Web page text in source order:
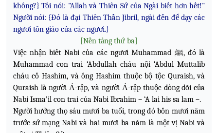
không?} Tôi nói: "Allah và Thiên Sứ của Ngài biết hơn hết!"
Người nói: {Đó là đại Thiên Thần Jibril, ngài đến để dạy các
ngươi tôn giáo của các ngươi.}
[Nền tảng thứ ba]
Việc nhận biết Nabi của các ngươi Muhammad ﷺ, đó là
Muhammad con trai ‘Abdullah cháu nội ‘Abdul Muttalib
cháu cố Hashim, và ông Hashim thuộc bộ tộc Quraish, và
Quraish là người Ả-rập, và người Ả-rập thuộc dòng dõi của
Nabi Isma’il con trai của Nabi Ibrahim – ‘A lai his sa lam –.
Người hưởng thọ sáu mươi ba tuổi, trong đó bốn mươi năm
trước sứ mạng Nabi và hai mươi ba năm là một vị Nabi và